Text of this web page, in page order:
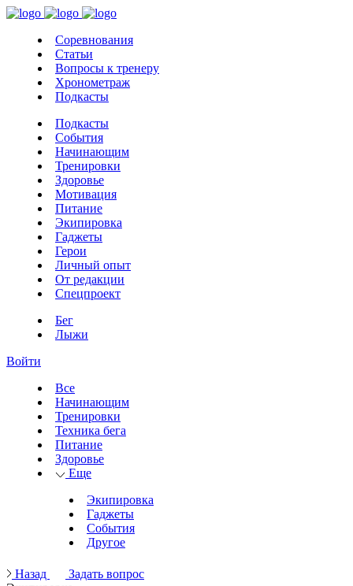
Соревнования
Статьи
Вопросы к тренеру
Хронометраж
Подкасты
Подкасты
События
Начинающим
Тренировки
Здоровье
Мотивация
Питание
Экипировка
Гаджеты
Герои
Личный опыт
От редакции
Спецпроект
Бег
Лыжи
Войти
Все
Начинающим
Тренировки
Техника бега
Питание
Здоровье
Еще
Экипировка
Гаджеты
События
Другое
Назад
Задать вопрос